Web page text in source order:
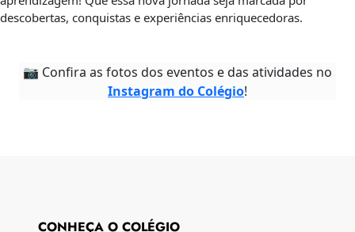
descobertas, conquistas e experiências enriquecedoras.
📷 Confira as fotos dos eventos e das atividades no
Instagram do Colégio!
CONHEÇA O COLÉGIO